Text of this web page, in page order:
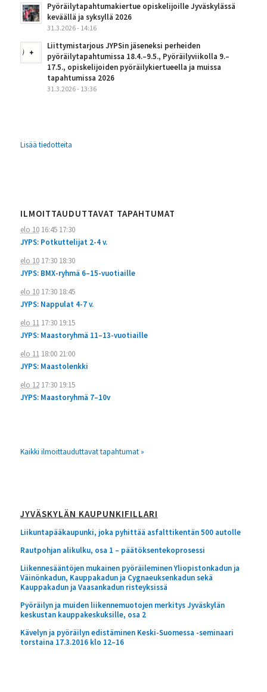
Pyöräilytapahtumakiertue opiskelijoille Jyväskylässä
keväällä ja syksyllä 2026
31.3.2026 - 14:16
Liittymistarjous JYPSin jäseneksi perheiden
pyöräilytapahtumissa 18.4.–9.5., Pyöräilyviikolla 9.–
17.5., opiskelijoiden pyöräilykiertueella ja muissa
tapahtumissa 2026
31.3.2026 - 13:36
Lisää tiedotteita
ILMOITTAUDUTTAVAT TAPAHTUMAT
elo 1016:45 17:30
JYPS: Potkuttelijat 2-4 v.
elo 1017:30 18:30
JYPS: BMX-ryhmä 6–15-vuotiaille
elo 1017:30 18:45
JYPS: Nappulat 4-7 v.
elo 1117:30 19:15
JYPS: Maastoryhmä 11–13-vuotiaille
elo 1118:00 21:00
JYPS: Maastolenkki
elo 1217:30 19:15
JYPS: Maastoryhmä 7–10v
Kaikki ilmoittauduttavat tapahtumat »
JYVÄSKYLÄN KAUPUNKIFILLARI
Liikuntapääkaupunki, joka pyhittää asfalttikentän 500 autolle
Rautpohjan alikulku, osa 1 – päätöksentekoprosessi
Liikennesääntöjen mukainen pyöräileminen Yliopistonkadun ja
Väinönkadun, Kauppakadun ja Cygnaeuksenkadun sekä
Kauppakadun ja Vaasankadun risteyksissä
Pyöräilyn ja muiden liikennemuotojen merkitys Jyväskylän
keskustan kauppakeskuksille, osa 2
Kävelyn ja pyöräilyn edistäminen Keski-Suomessa -seminaari
torstaina 17.3.2016 klo 12–16